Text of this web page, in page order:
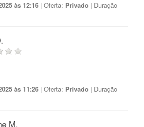
às 12:16 | Oferta: Privado | Duração
às 11:26 | Oferta: Privado | Duração
M.